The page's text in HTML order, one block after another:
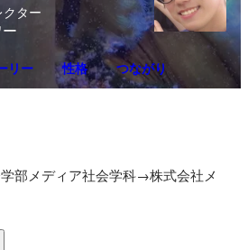
ター
リー 性格 つながり
部メディア社会学科→株式会社メ